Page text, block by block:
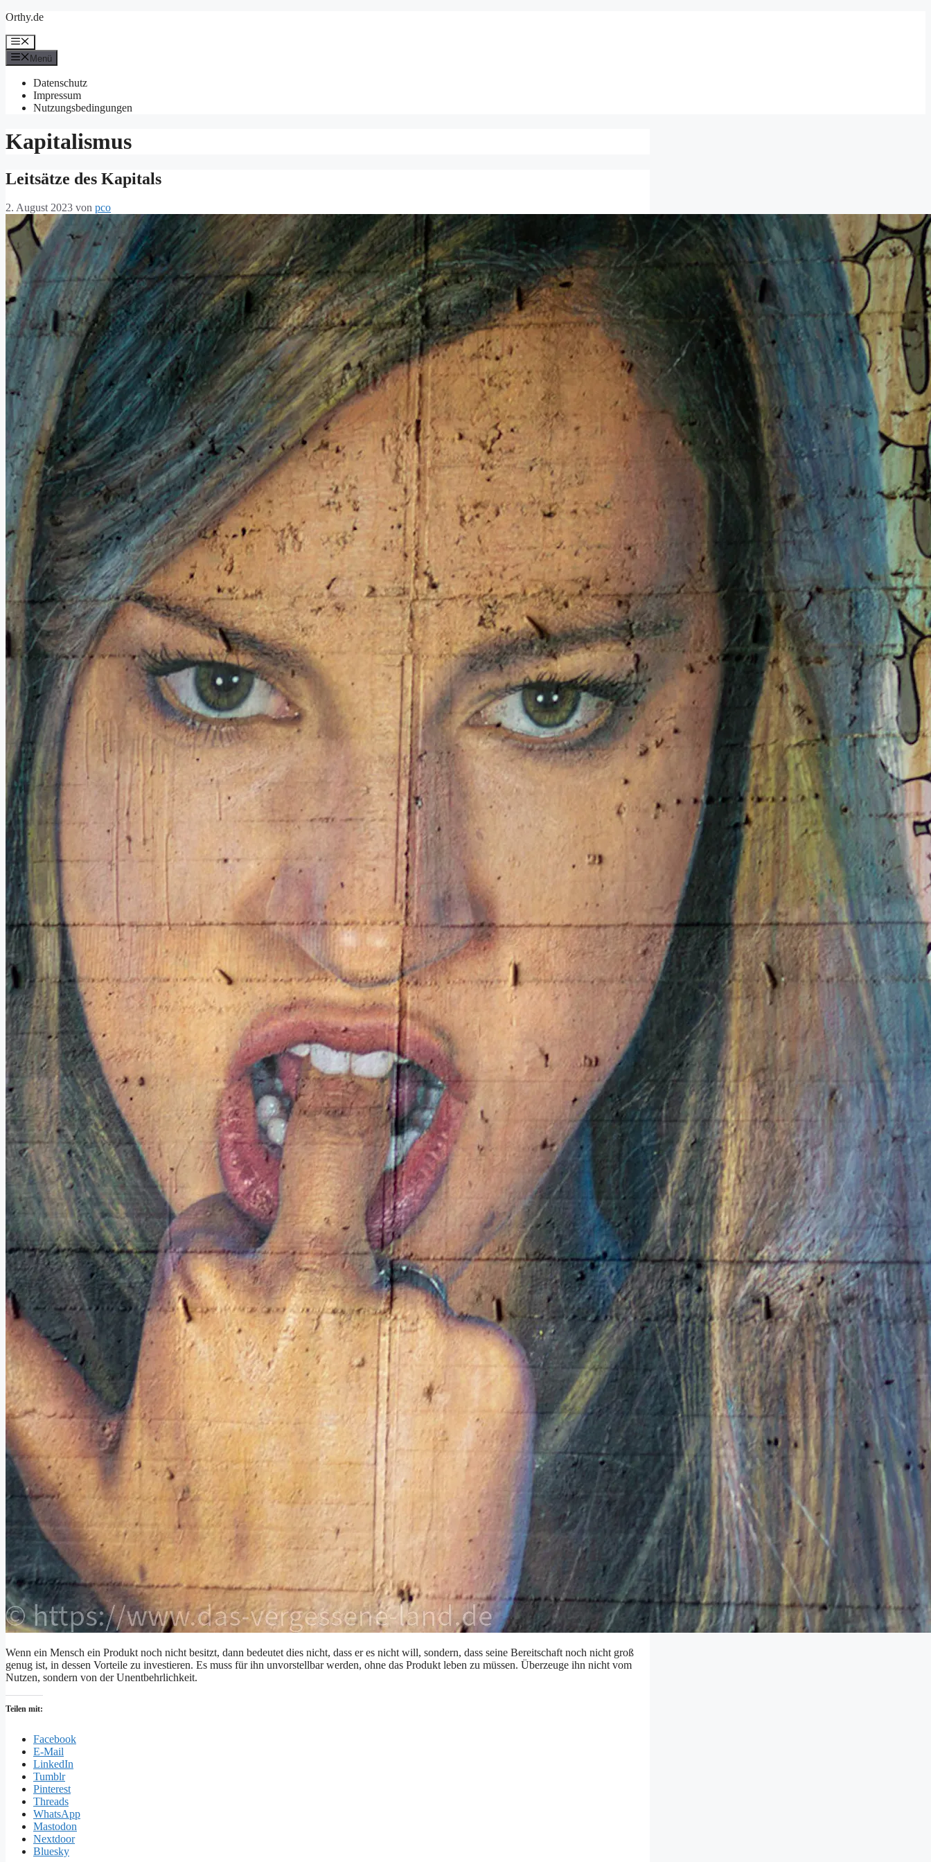
Zum
springen
Orthy.de
Menü
Menü
Datenschutz
Impressum
Nutzungsbedingungen
Kapitalismus
Leitsätze des Kapitals
2. August 2023 von pco
Wenn ein Mensch ein Produkt noch nicht besitzt, dann bedeutet dies nicht, dass er es nicht will, sondern, dass seine Bereitschaft noch nicht groß
genug ist, in dessen Vorteile zu investieren. Es muss für ihn unvorstellbar werden, ohne das Produkt leben zu müssen. Überzeuge ihn nicht vom
Nutzen, sondern von der Unentbehrlichkeit.
Teilen mit:
Facebook
E-Mail
LinkedIn
Tumblr
Pinterest
Threads
WhatsApp
Mastodon
Nextdoor
Bluesky